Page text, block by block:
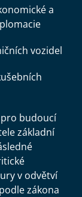
a
vozidel
budoucí
základní
v odvětví
zákona